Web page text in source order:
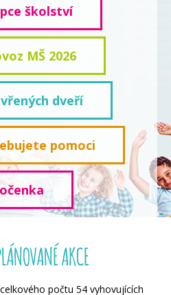
školství
MŠ 2026
dveří
pomoci
AKCE
počtu 54 vyhovujících